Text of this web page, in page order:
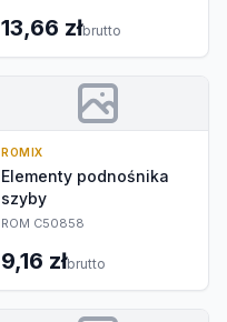
13,66 złbrutto
ROMIX
Elementy podnośnika
szyby
ROM C50858
9,16 złbrutto